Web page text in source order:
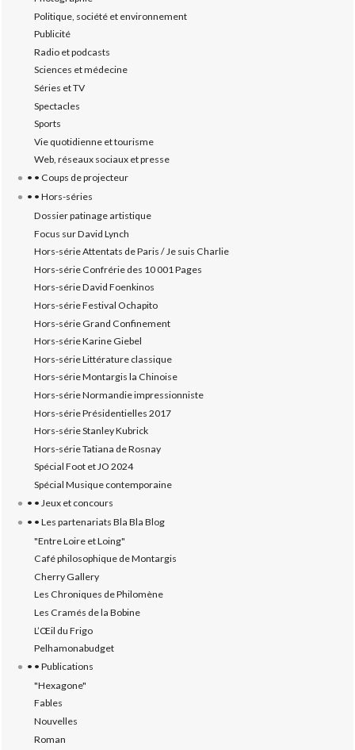
Politique, société et environnement
Publicité
Radio et podcasts
Sciences et médecine
Séries et TV
Spectacles
Sports
Vie quotidienne et tourisme
Web, réseaux sociaux et presse
• • Coups de projecteur
• • Hors-séries
Dossier patinage artistique
Focus sur David Lynch
Hors-série Attentats de Paris / Je suis Charlie
Hors-série Confrérie des 10 001 Pages
Hors-série David Foenkinos
Hors-série Festival Ochapito
Hors-série Grand Confinement
Hors-série Karine Giebel
Hors-série Littérature classique
Hors-série Montargis la Chinoise
Hors-série Normandie impressionniste
Hors-série Présidentielles 2017
Hors-série Stanley Kubrick
Hors-série Tatiana de Rosnay
Spécial Foot et JO 2024
Spécial Musique contemporaine
• • Jeux et concours
• • Les partenariats Bla Bla Blog
"Entre Loire et Loing"
Café philosophique de Montargis
Cherry Gallery
Les Chroniques de Philomène
Les Cramés de la Bobine
L’‎Œil du Frigo
Pelhamonabudget
• • Publications
"Hexagone"
Fables
Nouvelles
Roman